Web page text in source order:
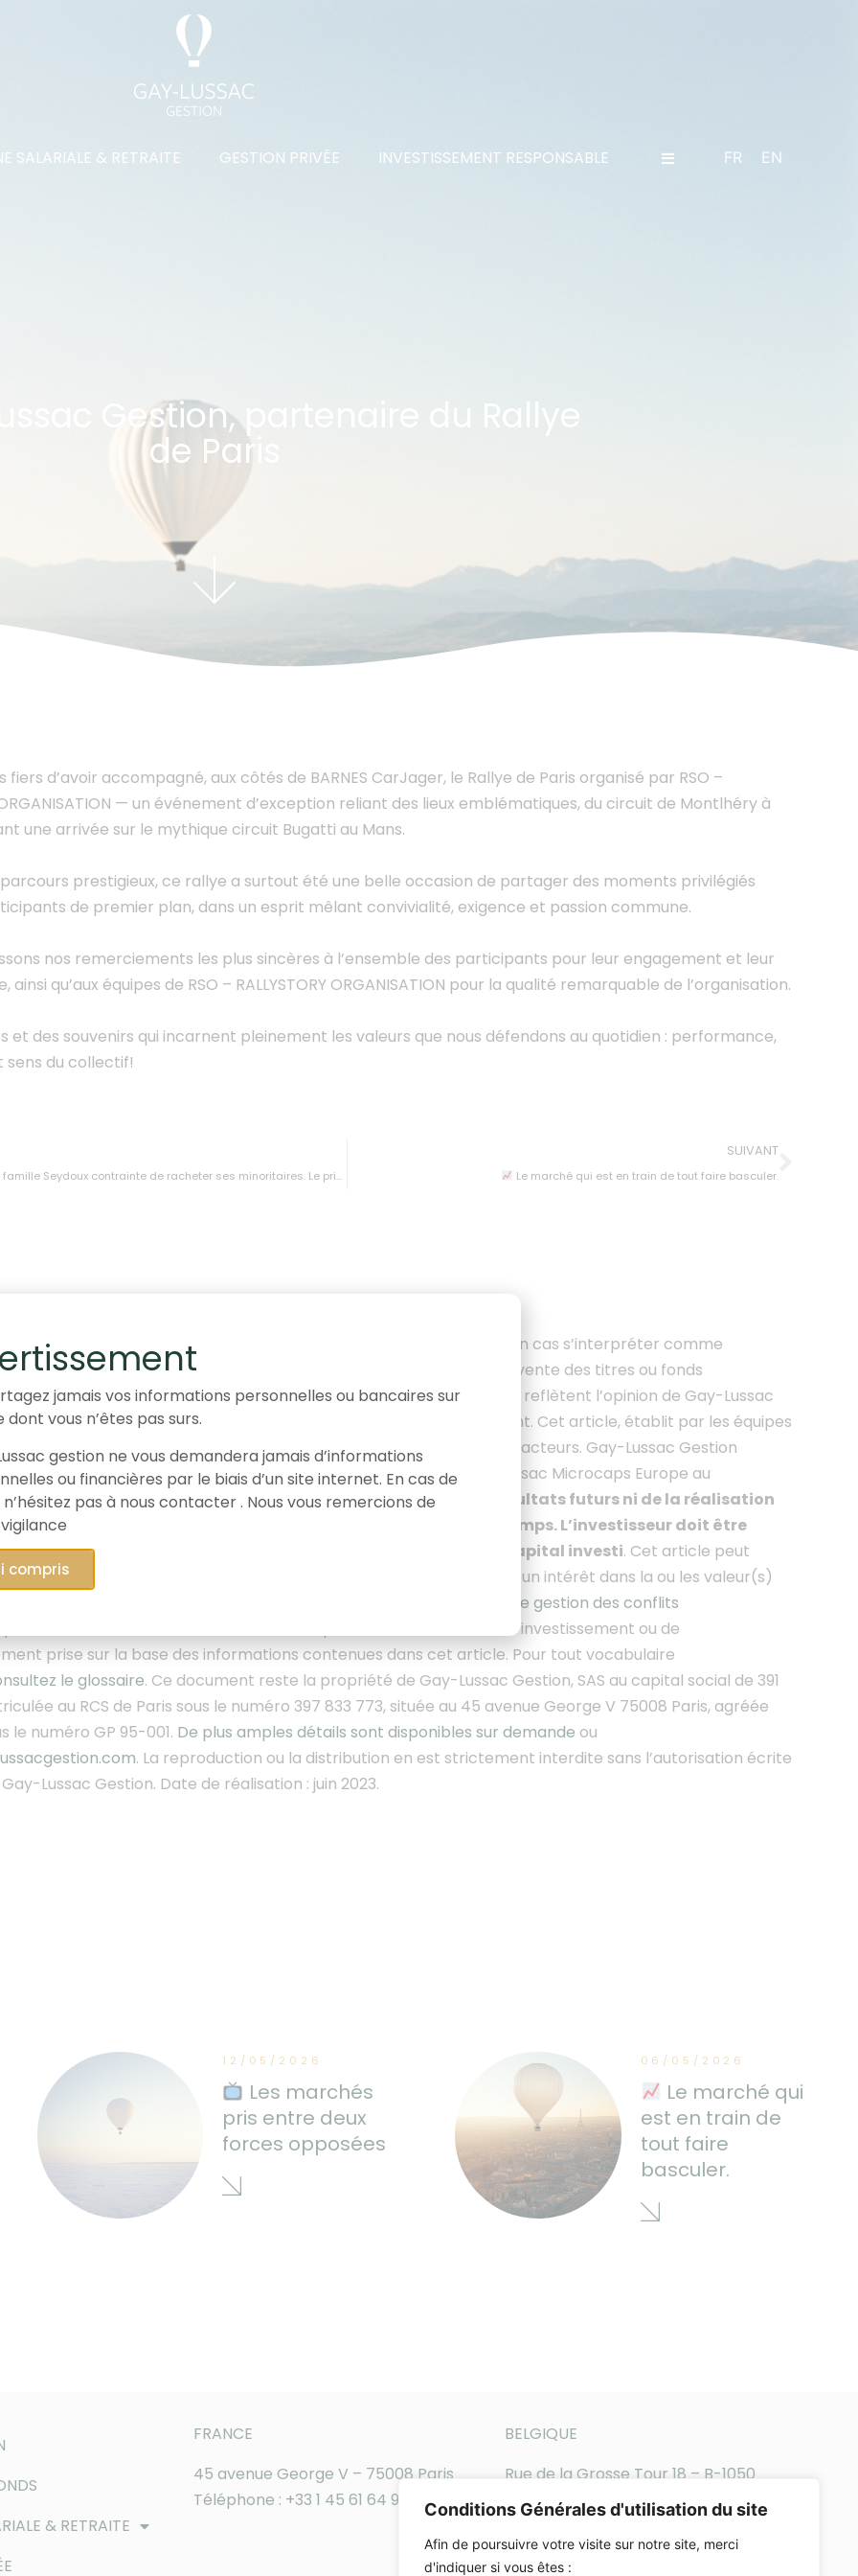
Conditions Générales d'utilisation du site
Afin de poursuivre votre visite sur notre site, merci
d'indiquer si vous êtes :
SALARIALE & RETRAITE GESTION PRIVÉE INVESTISSEMENT RESPONSABLE FR EN
Gestion, partenaire du Rallye
de Paris
fiers d’avoir accompagné, aux côtés de BARNES CarJager, le Rallye de Paris organisé par RSO –
ORGANISATION — un événement d’exception reliant des lieux emblématiques, du circuit de Montlhéry à
une arrivée sur le mythique circuit Bugatti au Mans.
parcours prestigieux, ce rallye a surtout été une belle occasion de partager des moments privilégiés
de premier plan, dans un esprit mêlant convivialité, exigence et passion commune.
nos remerciements les plus sincères à l’ensemble des participants pour leur engagement et leur
ainsi qu’aux équipes de RSO – RALLYSTORY ORGANISATION pour la qualité remarquable de l’organisation.
et des souvenirs qui incarnent pleinement les valeurs que nous défendons au quotidien : performance,
sens du collectif!
Seydoux contrainte de racheter ses minoritaires. Le prix, prochain terrain de bataille.
SUIVANT
Le marché qui est en train de tout faire basculer.
est diffusé à des fins d’informations et ne saurait en aucun cas s’interpréter comme
conseil en investissement, une offre de souscription, d’achat ou de vente des titres ou fonds
données, informations, performances et appréciations formulées reflètent l’opinion de Gay-Lussac
de publication et sont susceptibles d’être révisées ultérieurement. Cet article, établit par les équipes
Gestion, fournit une information sur les marchés financiers et leurs acteurs. Gay-Lussac Gestion
dans la valeur présentée pour 1,80% de l’actif du FCP Gay-Lussac Microcaps Europe au
performances réalisées par le passé ne préjugent pas des résultats futurs ni de la réalisation
des différents produits.
Elles ne sont pas constantes dans le temps. L’investisseur doit être
comporte des risques de perte totale ou partielle du capital investi. Cet article peut
d’investissement et Gay-Lussac Gestion peut avoir un intérêt dans la ou les valeur(s)
Pour toute information complémentaire, consultez
notre politique de gestion des conflits
Lussac Gestion ne saurait être tenue responsable d’une décision d’investissement ou de
prise sur la base des informations contenues dans cet article. Pour tout vocabulaire
le glossaire. Ce document reste la propriété de Gay-Lussac Gestion, SAS au capital social de 391
au RCS de Paris sous le numéro 397 833 773, située au 45 avenue George V 75008 Paris, agréée
le numéro GP 95-001. De plus amples détails sont disponibles sur demande ou
. La reproduction ou la distribution en est strictement interdite sans l’autorisation écrite
Lussac Gestion. Date de réalisation : juin 2023.
12/05/2026
Les marchés
pris entre deux
forces opposées
06/05/2026
Le marché qui
est en train de
tout faire
basculer.
& RETRAITE
FRANCE
45 avenue George V – 75008 Paris
Téléphone : +33 1 45 61 64 90
BELGIQUE
Rue de la Grosse Tour 18 – B-1050
Bruxelles
jamais vos informations personnelles ou bancaires sur
dont vous n’êtes pas surs.
gestion ne vous demandera jamais d’informations
ou financières par le biais d’un site internet. En cas de
pas à nous contacter . Nous vous remercions de
compris